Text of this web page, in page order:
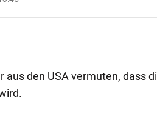
aus den USA vermuten, dass